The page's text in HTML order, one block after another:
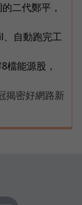
二代鄭平，
自動跑完工
檔能源股，
揭密好網路新